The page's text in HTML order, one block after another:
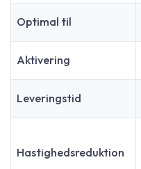
Optimal til
Aktivering
Leveringstid
Hastighedsreduktion